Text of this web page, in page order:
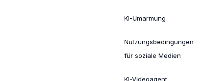
KI-Umarmung
Nutzungsbedingungen
für soziale Medien
KI-Videoagent